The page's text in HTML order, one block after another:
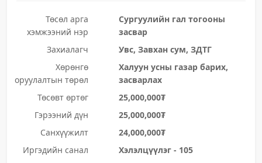
Төсөл арга
хэмжээний нэр
Сургуулийн гал тогооны
засвар
Захиалагч
Увс, Завхан сум, ЗДТГ
Хөрөнгө
оруулалтын төрөл
Халуун усны газар барих,
засварлах
Төсөвт өртөг
25,000,000₮
Гэрээний дүн
25,000,000₮
Санхүүжилт
24,000,000₮
Иргэдийн санал
Хэлэлцүүлэг - 105